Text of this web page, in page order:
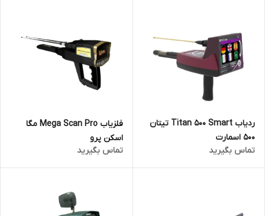
ردیاب Titan 500 Smart تیتان
500 اسمارت
تماس بگیرید
فلزیاب Mega Scan Pro مگا
اسکن پرو
تماس بگیرید